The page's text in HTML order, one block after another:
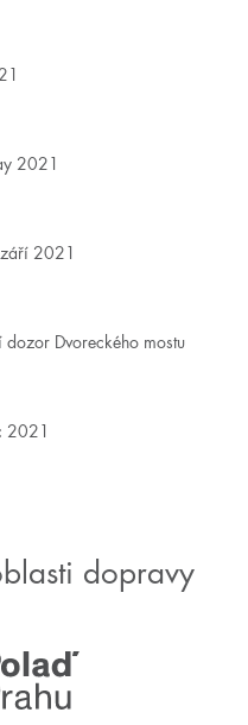
2021
září 2021
dozor Dvoreckého mostu
2021
dopravy